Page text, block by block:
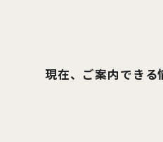
現在、ご案内できる